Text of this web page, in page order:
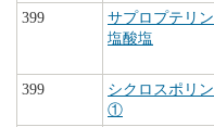
399
サプロプテリン
塩酸塩
399
シクロスポリン
①